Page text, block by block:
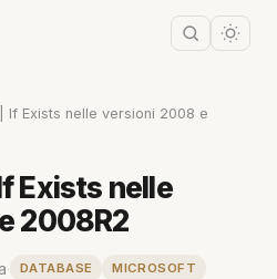
| If Exists nelle versioni 2008 e
Exists nelle
2008R2
DATABASE
MICROSOFT